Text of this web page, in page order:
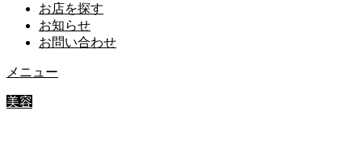
お店を探す
お知らせ
お問い合わせ
メニュー
美容